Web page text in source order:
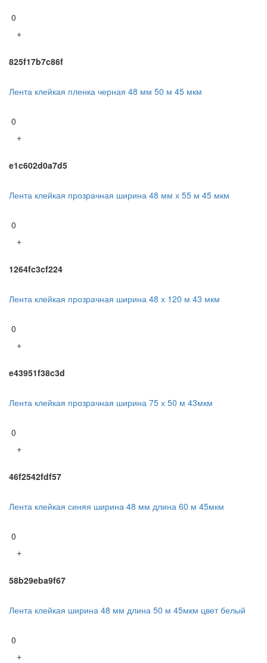
0
+
825f17b7c86f
Лента клейкая пленка черная 48 мм 50 м 45 мкм
0
+
e1c602d0a7d5
Лента клейкая прозрачная ширина 48 мм х 55 м 45 мкм
0
+
1264fc3cf224
Лента клейкая прозрачная ширина 48 х 120 м 43 мкм
0
+
e43951f38c3d
Лента клейкая прозрачная ширина 75 х 50 м 43мкм
0
+
46f2542fdf57
Лента клейкая синяя ширина 48 мм длина 60 м 45мкм
0
+
58b29eba9f67
Лента клейкая ширина 48 мм длина 50 м 45мкм цвет белый
0
+